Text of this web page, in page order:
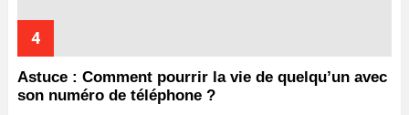
Astuce : Comment pourrir la vie de quelqu’un avec
son numéro de téléphone ?